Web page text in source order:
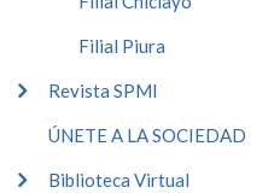
Filial Piura
Revista SPMI
ÚNETE A LA SOCIEDAD
Biblioteca Virtual